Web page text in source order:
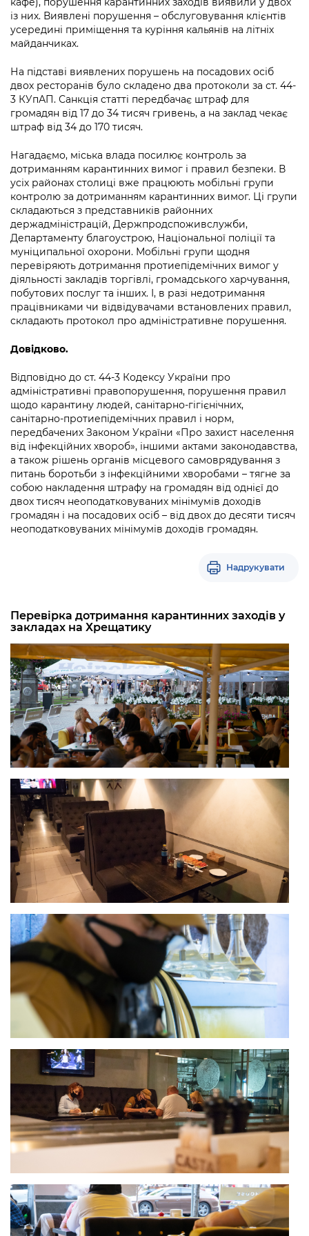
Підприємства, установи, організації
Kyiv International Relations
Гендерна політика
Безбар'єрність
Київська міська військова адміністрація
Портал Захисників та Захисниць
Безбар'єрність
Портал послуг
Міський застосунок Київ Цифровий
Важливе під час воєнного стану
Уряд» – місцевий рівень»
Важливе під час воєнного стану
Про відкриті дані
Портал даних Києва
Публічні дашборди
із них. Виявлені порушення – обслуговування клієнтів
усередині приміщення та куріння кальянів на літніх
майданчиках.
На підставі виявлених порушень на посадових осіб
двох ресторанів було складено два протоколи за ст. 44-
3 КУпАП. Санкція статті передбачає штраф для
громадян від 17 до 34 тисяч гривень, а на заклад чекає
штраф від 34 до 170 тисяч.
Нагадаємо, міська влада посилює контроль за
дотриманням карантинних вимог і правил безпеки. В
усіх районах столиці вже працюють мобільні групи
контролю за дотриманням карантинних вимог. Ці групи
складаються з представників районних
держадміністрацій, Держпродспоживслужби,
Департаменту благоустрою, Національної поліції та
муніципальної охорони. Мобільні групи щодня
перевіряють дотримання протиепідемічних вимог у
діяльності закладів торгівлі, громадського харчування,
побутових послуг та інших. І, в разі недотримання
працівниками чи відвідувачами встановлених правил,
складають протокол про адміністративне порушення.
Довідково.
Відповідно до ст. 44-3 Кодексу України про
адміністративні правопорушення, порушення правил
щодо карантину людей, санітарно-гігієнічних,
санітарно-протиепідемічних правил і норм,
передбачених Законом України «Про захист населення
від інфекційних хвороб», іншими актами законодавства,
а також рішень органів місцевого самоврядування з
питань боротьби з інфекційними хворобами – тягне за
собою накладення штрафу на громадян від однієї до
двох тисяч неоподатковуваних мінімумів доходів
громадян і на посадових осіб – від двох до десяти тисяч
неоподатковуваних мінімумів доходів громадян.
Надрукувати
Перевірка дотримання карантинних заходів у
закладах на Хрещатику